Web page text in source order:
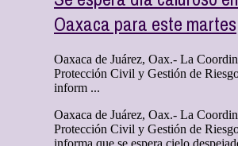
Oaxaca para este martes
Oaxaca de Juárez, Oax.- La
Protección Civil y Gestión de
inform ...
Oaxaca de Juárez, Oax.- La
Protección Civil y Gestión de
informa que se espera cielo